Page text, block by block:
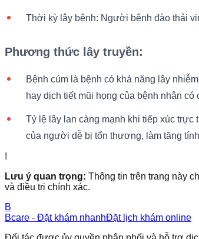
Thời kỳ lây bệnh: Người bệnh đào thải
Phương thức lây truyền:
Bệnh cúm là bệnh có khả năng lây
hay dịch tiết mũi họng của bệnh nhân
Tỷ lệ lây lan càng mạnh khi tiếp xúc
của người dễ bị tổn thương, làm tăng
!
Lưu ý quan trọng: Thông tin trên trang này
và điều trị chính xác.
B
Bcare - Đặt khám nhanhĐặt lịch khám online